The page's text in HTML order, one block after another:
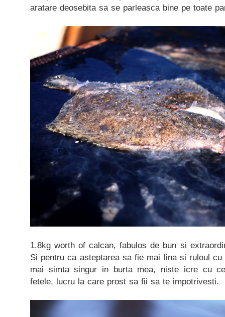
aratare deosebita sa se parleasca bine pe toate
1.8kg worth of calcan, fabulos de bun si
Si pentru ca asteptarea sa fie mai lina si ruloul
mai simta singur in burta mea, niste icre cu
fetele, lucru la care prost sa fii sa te impotrivesti.